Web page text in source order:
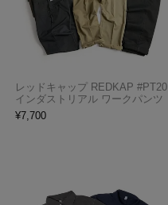
レッドキャップ REDKAP #PT20
インダストリアル ワークパンツ
¥7,700